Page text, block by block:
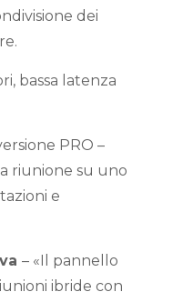
dei
bassa latenza
PRO –
riunione su uno
e
– «Il pannello
ibride con